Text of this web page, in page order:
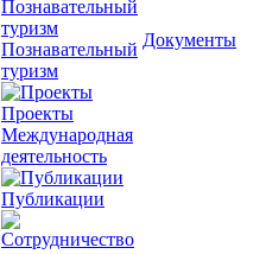
Познавательный
туризм
Проекты
Международная
деятельность
Публикации
Документы